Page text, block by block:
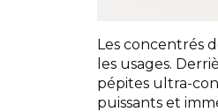
Les concentrés
les usages.
pépites ultra-
puissants et